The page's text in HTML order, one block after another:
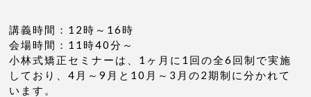
講義時間：12時～16時
会場時間：11時40分～
小林式矯正セミナーは、1ヶ月に1回の全6回制で実施
しており、4月～9月と10月～3月の2期制に分かれて
います。